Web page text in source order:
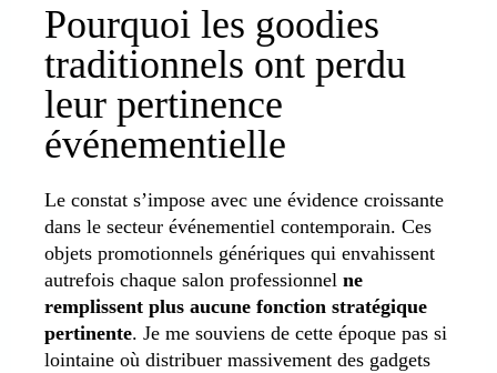
Pourquoi les goodies
traditionnels ont perdu
leur pertinence
événementielle
Le constat s’impose avec une évidence croissante
dans le secteur événementiel contemporain. Ces
objets promotionnels génériques qui envahissent
autrefois chaque salon professionnel ne
remplissent plus aucune fonction stratégique
pertinente. Je me souviens de cette époque pas si
lointaine où distribuer massivement des gadgets